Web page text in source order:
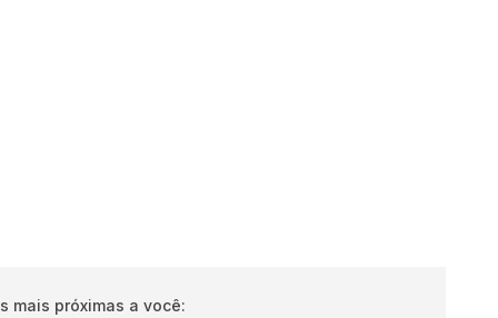
mais próximas a você: